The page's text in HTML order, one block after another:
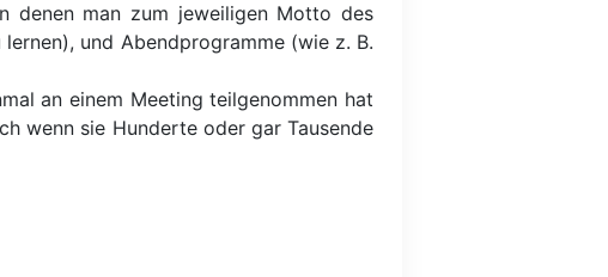
denen man zum jeweiligen Motto des
und Abendprogramme (wie z. B.
an einem Meeting teilgenommen hat
wenn sie Hunderte oder gar Tausende